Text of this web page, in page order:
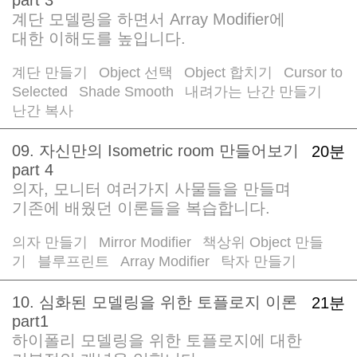
계단 모델링을 하면서 Array Modifier에
대한 이해도를 높입니다.
계단 만들기 Object 선택 Object 합치기
Cursor to
Selected
Shade Smooth 내려가는 난간 만들기
난간 복사
20분
09. 자신만의 Isometric room 만들어보기
part 4
의자, 모니터 여러가지 사물들을 만들며
기존에 배웠던 이론들을 복습합니다.
의자 만들기 Mirror Modifier
책상위 Object 만들
기
블루프린트 Array Modifier 탁자 만들기
21분
10. 심화된 모델링을 위한 토플로지 이론
part1
하이폴리 모델링을 위한 토플로지에 대한